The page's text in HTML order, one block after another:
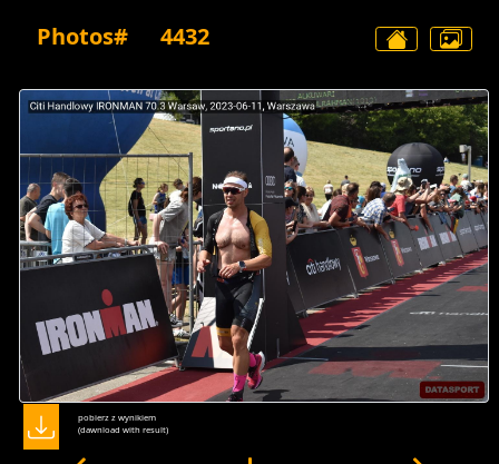
Photos# 4432
pobierz z wynikiem
(dawnload with result)